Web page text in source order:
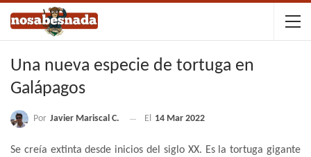
Una nueva especie de tortuga en
Galápagos
Por Javier Mariscal C. El 14 Mar 2022
Se creía extinta desde inicios del siglo XX. Es la tortuga gigante